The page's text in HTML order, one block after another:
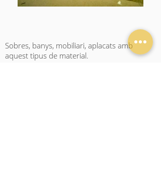
Sobres, banys, mobiliari, aplacats amb
aquest tipus de material.